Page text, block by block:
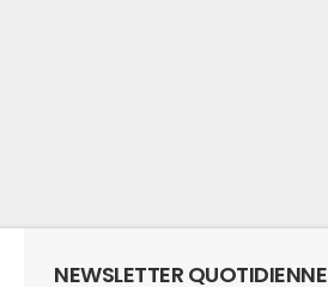
NEWSLETTER QUOTIDIENNE